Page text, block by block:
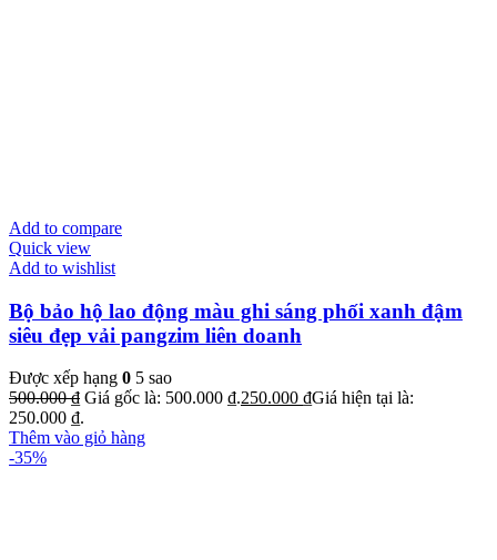
Add to compare
Quick view
Add to wishlist
Bộ bảo hộ lao động màu ghi sáng phối xanh đậm
siêu đẹp vải pangzim liên doanh
Được xếp hạng 0 5 sao
500.000₫ Giá gốc là: 500.000 ₫.250.000 ₫Giá hiện tại là:
250.000 ₫.
Thêm vào giỏ hàng
-35%